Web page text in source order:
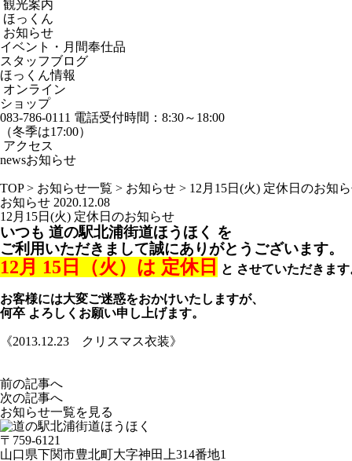
観光案内
ほっくん
お知らせ
イベント・月間奉仕品
スタッフブログ
ほっくん情報
オンライン
ショップ
083-786-0111 電話受付時間：8:30～18:00
（冬季は17:00）
アクセス
newsお知らせ
TOP> お知らせ一覧 > お知らせ > 12月15日(火) 定休日のお知
お知らせ 2020.12.08
12月15日(火) 定休日のお知らせ
いつも 道の駅北浦街道ほうほく を
ご利用いただきまして誠にありがとうございます。
12月 15 日（火） は 定休日 と させていただきます
お客様には大変ご迷惑をおかけいたしますが、
何卒 よろしくお願い申し上げます。
《2013.12.23 クリスマス衣装》
前の記事へ
次の記事へ
お知らせ一覧を見る
〒759-6121
山口県下関市豊北町大字神田上314番地1